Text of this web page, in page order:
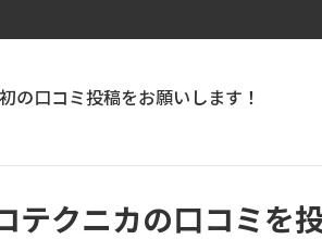
口コミ投稿をお願いします！
テクニカの口コミを